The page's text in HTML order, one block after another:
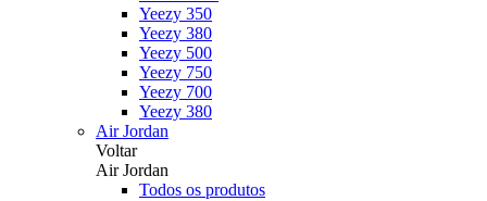
Yeezy 350
Yeezy 380
Yeezy 500
Yeezy 750
Yeezy 700
Yeezy 380
Air Jordan
Voltar
Air Jordan
Todos os produtos